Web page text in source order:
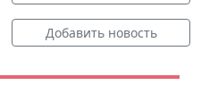
Добавить новость